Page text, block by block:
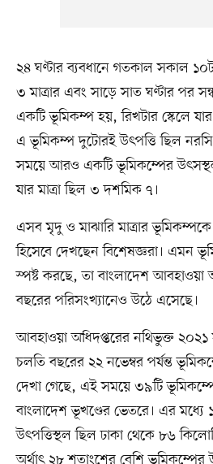
২৪ ঘণ্টার ব্যবধানে গতকাল সকাল
৩ মাত্রার এবং সাড়ে সাত ঘণ্টার পর
একটি ভূমিকম্প হয়, রিখটার স্কেলে
এ ভূমিকম্প দুটোরই উৎপত্তি ছিল
সময়ে আরও একটি ভূমিকম্পের
যার মাত্রা ছিল ৩ দশমিক ৭।
এসব মৃদু ও মাঝারি মাত্রার
হিসেবে দেখছেন বিশেষজ্ঞরা। এমন
স্পষ্ট করছে, তা বাংলাদেশ আবহাওয়া
বছরের পরিসংখ্যানেও উঠে এসেছে।
আবহাওয়া অধিদপ্তরের নথিভুক্ত ২০২১
চলতি বছরের ২২ নভেম্বর পর্যন্ত
দেখা গেছে, এই সময়ে ৩৯টি
বাংলাদেশ ভূখণ্ডের ভেতরে। এর মধ্যে
উৎপত্তিস্থল ছিল ঢাকা থেকে ৮৬